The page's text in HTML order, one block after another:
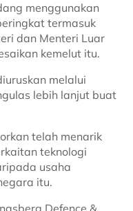
menggunakan
termasuk
dan Menteri Luar
kemelut itu.
melalui
lebih lanjut buat
telah menarik
teknologi
usaha
itu.
Defence &